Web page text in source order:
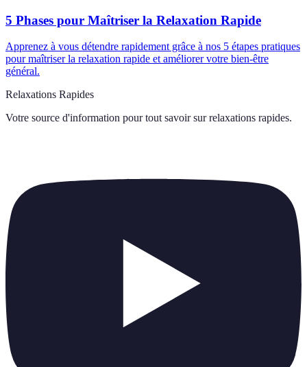
5 Phases pour Maîtriser la Relaxation Rapide
Apprenez à vous détendre rapidement grâce à nos 5 étapes pratiques
pour maîtriser la relaxation rapide et améliorer votre bien-être
général.
Relaxations Rapides
Votre source d'information pour tout savoir sur relaxations rapides.